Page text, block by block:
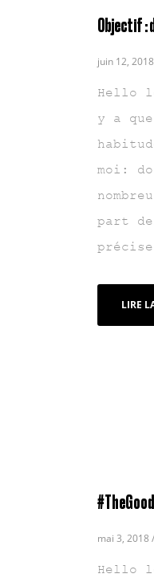
Objectif :
juin 12, 2018
Hello
y a
moi:
part
LIRE
mai 3, 2018
Hello